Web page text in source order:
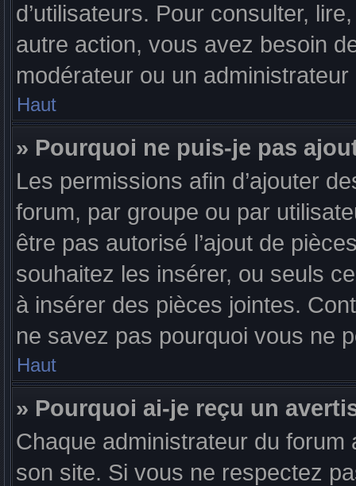
d’utilisateurs. Pour consulter,
autre action, vous avez besoin
modérateur ou un
Haut
» Pourquoi ne puis-je pas
Les permissions afin d’ajouter
forum, par groupe ou par
être pas autorisé l’ajout de
souhaitez les insérer, ou seuls
à insérer des pièces jointes.
ne savez pas pourquoi vous ne
Haut
» Pourquoi ai-je reçu un
Chaque administrateur du
son site. Si vous ne respectez